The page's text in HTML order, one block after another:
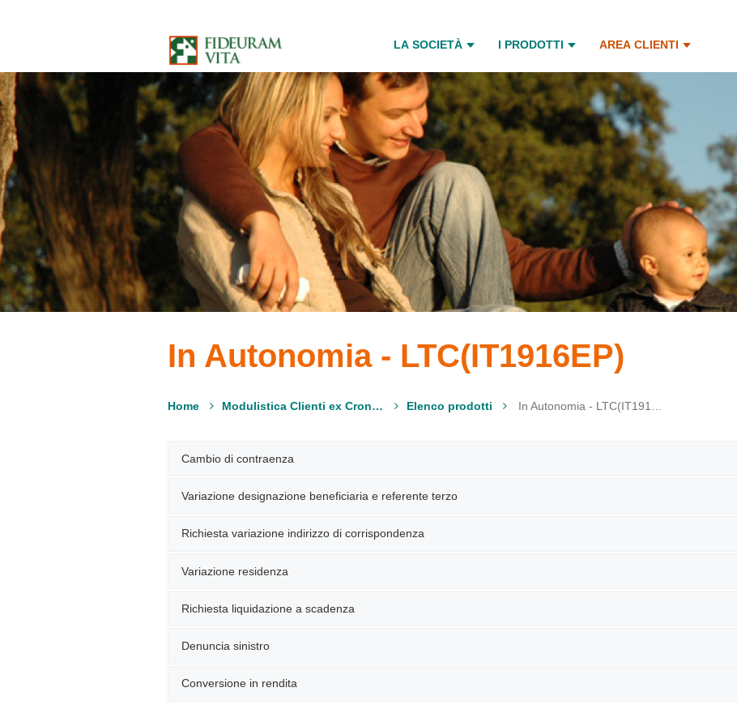
LA SOCIETÀ I PRODOTTI AREA CLIENTI
In Autonomia - LTC(IT1916EP)
Home Modulistica Clienti ex Cronos Vita Assicurazioni Elenco prodotti In Autonomia - LTC(IT1916EP)
Cambio di contraenza
Variazione designazione beneficiaria e referente terzo
Richiesta variazione indirizzo di corrispondenza
Variazione residenza
Richiesta liquidazione a scadenza
Denuncia sinistro
Conversione in rendita